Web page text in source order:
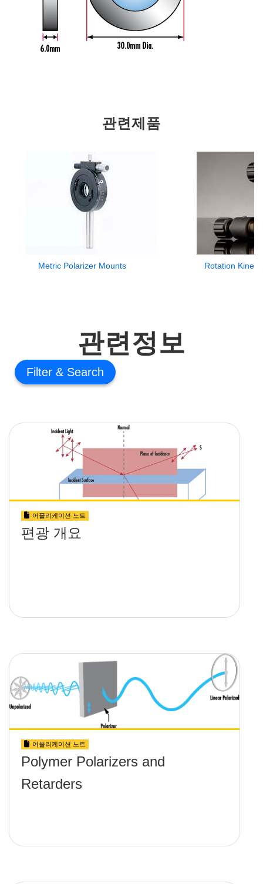
관련제품
Metric Polarizer Mounts Rotation
관련정보
Filter
어플리케이션 노트
편광 개요
어플리케이션 노트
Polymer Polarizers and
Retarders